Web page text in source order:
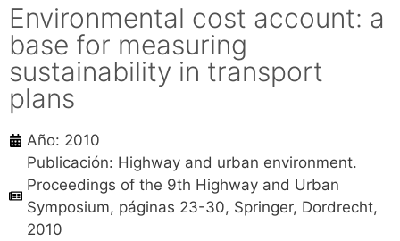
Environmental cost account: a
base for measuring
sustainability in transport
plans
Año: 2010
Publicación: Highway and urban environment.
Proceedings of the 9th Highway and Urban
Symposium, páginas 23-30, Springer, Dordrecht,
2010